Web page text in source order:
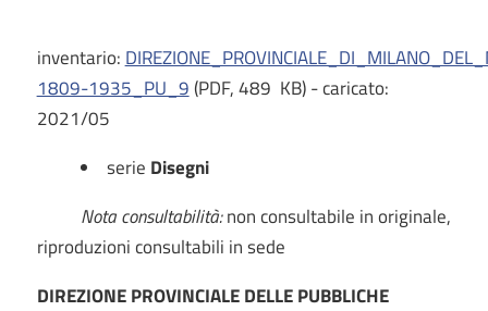
inventario:
1809-1935_PU_9(PDF, 489 KB) - caricato:
2021/05
serie Disegni
Nota consultabilità:non consultabile in originale,
riproduzioni consultabili in sede
DIREZIONE PROVINCIALE DELLE PUBBLICHE